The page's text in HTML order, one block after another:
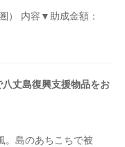
） 内容▼助成金額：
丈島復興支援物品をお
。島のあちこちで被